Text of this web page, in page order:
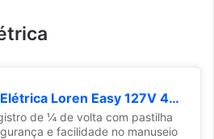
Torneira Elétrica Loren Easy 127V 4800W, Lorenzetti, 7550035, Branco, Pequeno
de ¼ de volta com pastilha
e facilidade no manuseio